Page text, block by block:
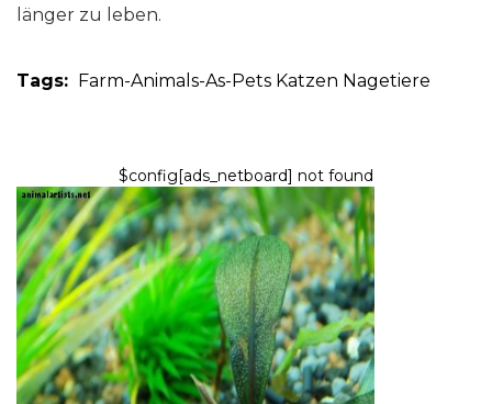
länger zu leben.
Tags: Farm-Animals-As-Pets Katzen Nagetiere
$config[ads_netboard] not found
FISCHE & AQUARIEN